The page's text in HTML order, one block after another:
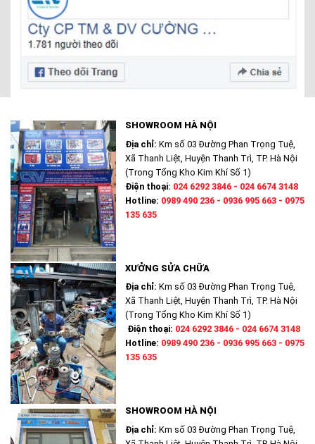
SHOWROOM HÀ NỘI
Địa chỉ: Km số 03 Đường Phan Trọng Tuệ,
Xã Thanh Liệt, Huyện Thanh Trì, TP. Hà Nội
(Trong Tổng Kho Kim Khí Số 1)
Điện thoại: 024 6292 3846 - 024 6674 3148
Hotline: 0989 490 236 - 0936 995 663 - 0975
135 635
XƯỞNG SỬA CHỮA
Địa chỉ: Km số 03 Đường Phan Trọng Tuệ,
Xã Thanh Liệt, Huyện Thanh Trì, TP. Hà Nội
(Trong Tổng Kho Kim Khí Số 1)
Điện thoại: 024 6292 3846 - 024 6674 3148
Hotline: 0989 490 236 - 0936 995 663 - 0975
135 635
SHOWROOM HÀ NỘI
Địa chỉ: Km số 03 Đường Phan Trọng Tuệ,